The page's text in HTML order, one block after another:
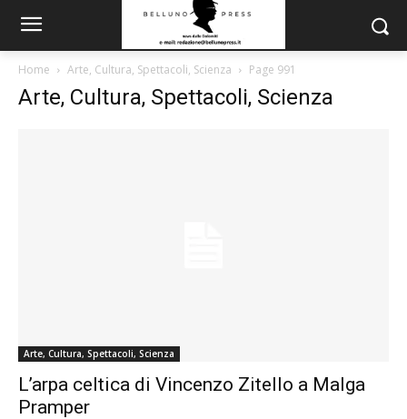
Home Arte, Cultura, Spettacoli, Scienza Page 991
Arte, Cultura, Spettacoli, Scienza
Arte, Cultura, Spettacoli, Scienza
L’arpa celtica di Vincenzo Zitello a Malga
Pramper